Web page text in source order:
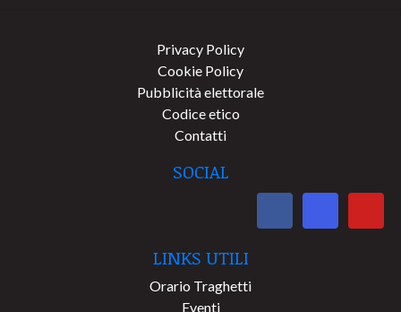
Privacy Policy
Cookie Policy
Pubblicità elettorale
Codice etico
Contatti
SOCIAL
LINKS UTILI
Orario Traghetti
Eventi